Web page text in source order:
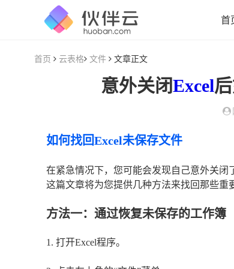
首
首页 云表格 文件 文章正文
意外关闭Excel
如何找回Excel未保存文件
在紧急情况下，您可能会发现自己意外关闭
这篇文章将为您提供几种方法来找回那些重
方法一：通过恢复未保存的工作簿
1. 打开Excel程序。